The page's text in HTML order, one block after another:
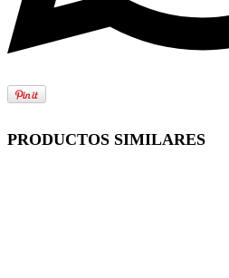
PRODUCTOS SIMILARES